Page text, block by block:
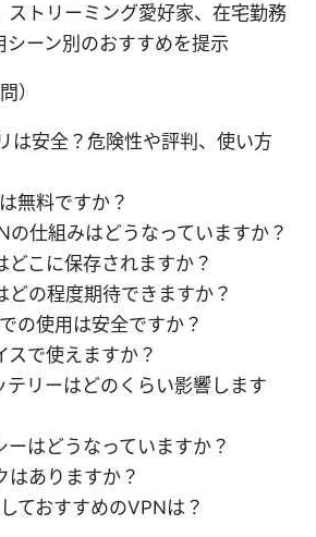
ストリーミング愛好家、在宅勤務
シーン別のおすすめを提示
）
は安全？危険性や評判、使い方
無料ですか？
の仕組みはどうなっていますか？
どこに保存されますか？
どの程度期待できますか？
の使用は安全ですか？
スで使えますか？
テリーはどのくらい影響します
ーはどうなっていますか？
はありますか？
ておすすめのVPNは？